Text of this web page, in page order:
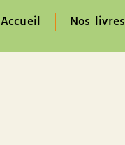
Accueil Nos livres